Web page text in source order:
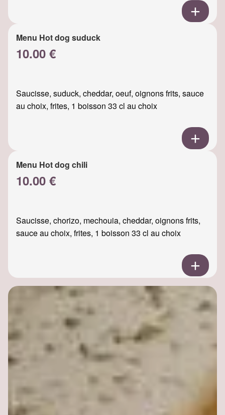
Menu Hot dog suduck
10.00 €
Saucisse, suduck, cheddar, oeuf, oignons frits, sauce
au choix, frites, 1 boisson 33 cl au choix
Menu Hot dog chili
10.00 €
Saucisse, chorizo, mechouia, cheddar, oignons frits,
sauce au choix, frites, 1 boisson 33 cl au choix